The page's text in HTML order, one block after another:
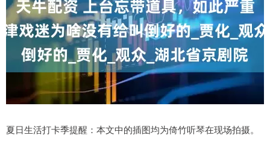
夏日生活打卡季提醒：本文中的插图均为倚竹听琴在现场拍摄。